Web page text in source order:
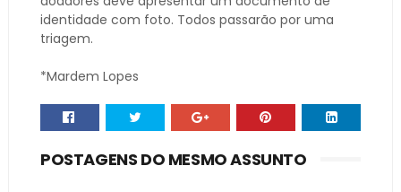
identidade com foto. Todos passarão por uma
triagem.
*Mardem Lopes
POSTAGENS DO MESMO ASSUNTO